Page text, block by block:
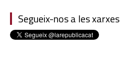
Segueix-nos a les xarxes